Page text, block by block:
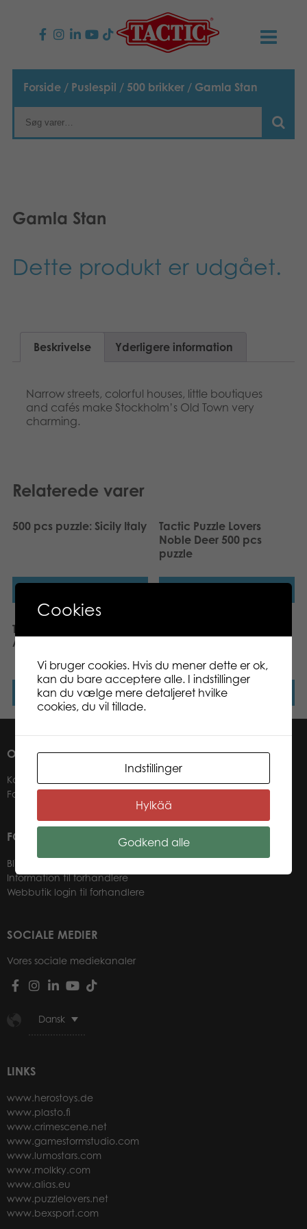
PRODUKTER
Børnespil
Udendørs spil
Arkiverede produkter
NYHEDER
Ansvarlighed
Kontakt os
Links
B2B-SHOP
Nederlands
Norsk
Forside / Puslespil / 500 brikker / Gamla Stan
Gamla Stan
Dette produkt er udgået.
Beskrivelse Yderligere information
Narrow streets, colorful houses, little boutiques
and cafés make Stockholm’s Old Town very
charming.
Relaterede varer
500 pcs puzzle: Sicily Italy​
Tactic Puzzle Lovers
Noble Deer 500 pcs
puzzle
Tactic Ternet Ninja og
Asger Puzzle 500 pcs
Læs mere Læs mere
OM OS
Kontakter
Forhandlere
FOR VORES FORHANDLERE
Bliv forhandler
Information til forhandlere
Webbutik login til forhandlere
SOCIALE MEDIER
Vores sociale mediekanaler
Dansk
LINKS
www.herostoys.de
www.plasto.fi
www.crimescene.net
www.gamestormstudio.com
www.lumostars.com
www.molkky.com
www.alias.eu
www.puzzlelovers.net
www.bexsport.com
Cookies
Vi bruger cookies. Hvis du mener dette er ok,
kan du bare acceptere alle. I indstillinger
kan du vælge mere detaljeret hvilke
cookies, du vil tillade.
Indstillinger
Hylkää
Godkend alle